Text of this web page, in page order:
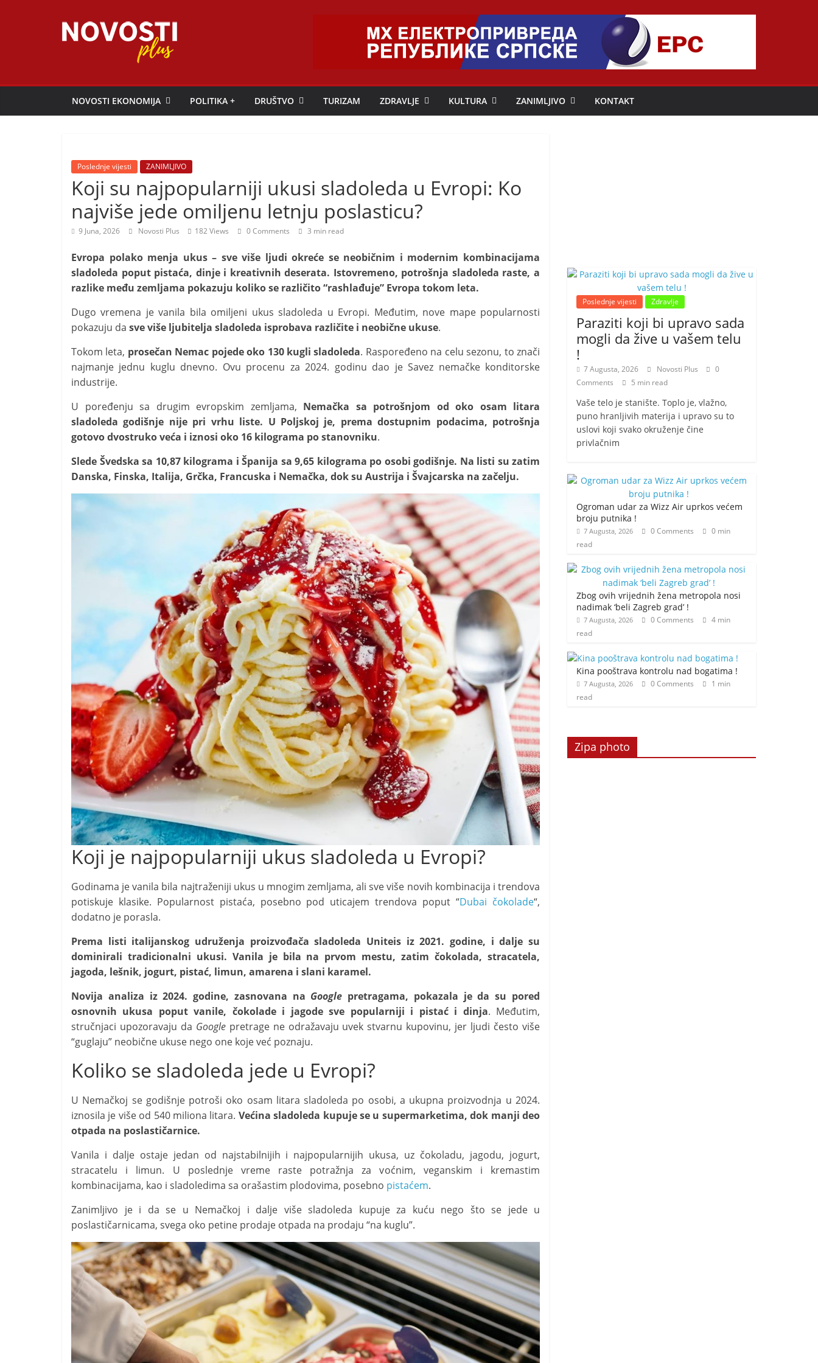
Novosti
Plus
NOVOSTI EKONOMIJA POLITIKA + DRUŠTVO TURIZAM ZDRAVLJE KULTURA ZANIMLJIVO KONTAKT
Poslednje vijesti ZANIMLJIVO
Koji su najpopularniji ukusi sladoleda u Evropi: Ko
najviše jede omiljenu letnju poslasticu?
9 Juna, 2026 Novosti Plus 182 Views 0 Comments 3 min read
Evropa polako menja ukus – sve više ljudi okreće se neobičnim i modernim kombinacijama
sladoleda poput pistaća, dinje i kreativnih deserata. Istovremeno, potrošnja sladoleda raste, a
razlike među zemljama pokazuju koliko se različito “rashlađuje” Evropa tokom leta.
Dugo vremena je vanila bila omiljeni ukus sladoleda u Evropi. Međutim, nove mape popularnosti
pokazuju da sve više ljubitelja sladoleda isprobava različite i neobične ukuse.
Tokom leta, prosečan Nemac pojede oko 130 kugli sladoleda. Raspoređeno na celu sezonu, to znači
najmanje jednu kuglu dnevno. Ovu procenu za 2024. godinu dao je Savez nemačke konditorske
industrije.
U poređenju sa drugim evropskim zemljama, Nemačka sa potrošnjom od oko osam litara
sladoleda godišnje nije pri vrhu liste. U Poljskoj je, prema dostupnim podacima, potrošnja
gotovo dvostruko veća i iznosi oko 16 kilograma po stanovniku.
Slede Švedska sa 10,87 kilograma i Španija sa 9,65 kilograma po osobi godišnje. Na listi su zatim
Danska, Finska, Italija, Grčka, Francuska i Nemačka, dok su Austrija i Švajcarska na začelju.
Koji je najpopularniji ukus sladoleda u Evropi?
Godinama je vanila bila najtraženiji ukus u mnogim zemljama, ali sve više novih kombinacija i trendova
potiskuje klasike. Popularnost pistaća, posebno pod uticajem trendova poput “Dubai čokolade“,
dodatno je porasla.
Prema listi italijanskog udruženja proizvođača sladoleda Uniteis iz 2021. godine, i dalje su
dominirali tradicionalni ukusi. Vanila je bila na prvom mestu, zatim čokolada, stracatela,
jagoda, lešnik, jogurt, pistać, limun, amarena i slani karamel.
Novija analiza iz 2024. godine, zasnovana na Google pretragama, pokazala je da su pored
osnovnih ukusa poput vanile, čokolade i jagode sve popularniji i pistać i dinja. Međutim,
stručnjaci upozoravaju da Googlepretrage ne odražavaju uvek stvarnu kupovinu, jer ljudi često više
“guglaju” neobične ukuse nego one koje već poznaju.
Koliko se sladoleda jede u Evropi?
U Nemačkoj se godišnje potroši oko osam litara sladoleda po osobi, a ukupna proizvodnja u 2024.
iznosila je više od 540 miliona litara. Većina sladoleda kupuje se u supermarketima, dok manji deo
otpada na poslastičarnice.
Vanila i dalje ostaje jedan od najstabilnijih i najpopularnijih ukusa, uz čokoladu, jagodu, jogurt,
stracatelu i limun. U poslednje vreme raste potražnja za voćnim, veganskim i kremastim
kombinacijama, kao i sladoledima sa orašastim plodovima, posebno pistaćem.
Zanimljivo je i da se u Nemačkoj i dalje više sladoleda kupuje za kuću nego što se jede u
poslastičarnicama, svega oko petine prodaje otpada na prodaju “na kuglu”.
Poslednje vijesti Zdravlje
Paraziti koji bi upravo sada
mogli da žive u vašem telu
!
7 Augusta, 2026 Novosti Plus
0
Comments
5 min read
Vaše telo je stanište. Toplo je, vlažno,
puno hranljivih materija i upravo su to
uslovi koji svako okruženje čine
privlačnim
Ogroman udar za Wizz Air uprkos većem
broju putnika !
7 Augusta, 2026 0 Comments
0 min
read
Zbog ovih vrijednih žena metropola nosi
nadimak ‘beli Zagreb grad’ !
7 Augusta, 2026 0 Comments
4 min
read
Kina pooštrava kontrolu nad bogatima !
7 Augusta, 2026 0 Comments
1 min
read
Zipa photo